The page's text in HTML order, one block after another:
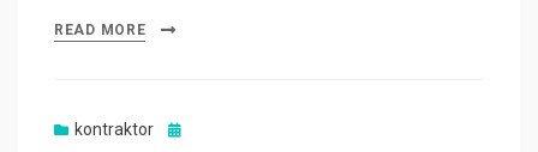
READ MORE
kontraktor
Posted